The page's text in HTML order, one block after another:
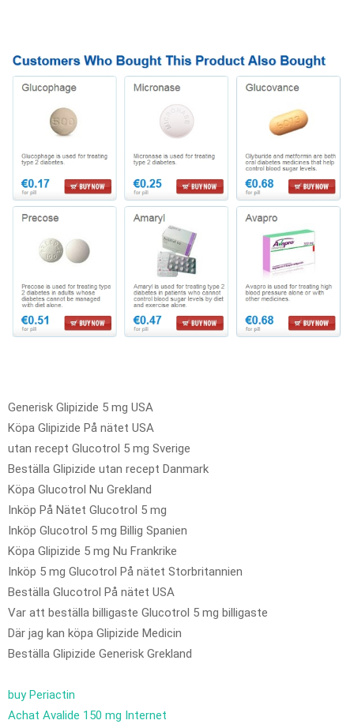
Generisk Glipizide 5 mg USA
Köpa Glipizide På nätet USA
utan recept Glucotrol 5 mg Sverige
Beställa Glipizide utan recept Danmark
Köpa Glucotrol Nu Grekland
Inköp På Nätet Glucotrol 5 mg
Inköp Glucotrol 5 mg Billig Spanien
Köpa Glipizide 5 mg Nu Frankrike
Inköp 5 mg Glucotrol På nätet Storbritannien
Beställa Glucotrol På nätet USA
Var att beställa billigaste Glucotrol 5 mg billigaste
Där jag kan köpa Glipizide Medicin
Beställa Glipizide Generisk Grekland
buy Periactin
Achat Avalide 150 mg Internet